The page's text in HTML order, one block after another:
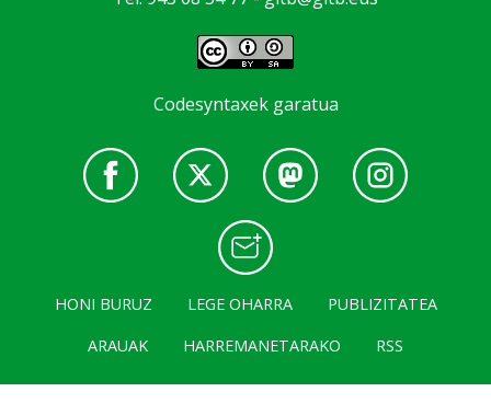
Codesyntaxek garatua
HONI BURUZ LEGE OHARRA
PUBLIZITATEA
ARAUAK
HARREMANETARAKO RSS